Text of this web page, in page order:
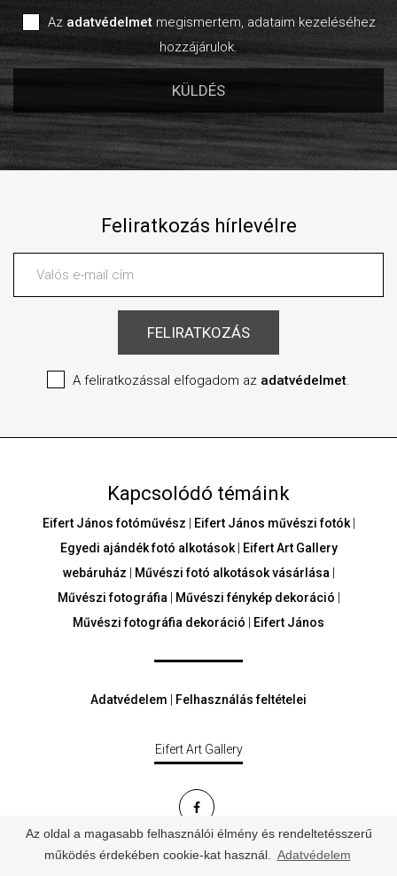
Az oldal a magasabb felhasználói élmény és rendeltetésszerű
működés érdekében cookie-kat használ.
Adatvédelem
Azadatvédelmetmegismertem, adataim kezeléséhez
hozzájárulok.
Feliratkozás hírlevélre
A feliratkozással elfogadom az adatvédelmet.
Kapcsolódó témáink
Eifert János fotóművész Eifert János művészi fotók|
Egyedi ajándék fotó alkotások|
Eifert Art Gallery
webáruház
Művészi fotó alkotások vásárlása|
Művészi fotográfia| Művészi fénykép dekoráció
Művészi fotográfia dekoráció
Eifert János
Adatvédelem Felhasználás feltételei
Eifert Art Gallery
© Minden jog fenntartva - eifertartgallery.hu